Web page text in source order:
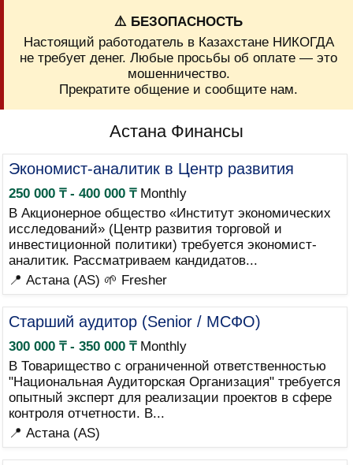
⚠️ БЕЗОПАСНОСТЬ
Настоящий работодатель в Казахстане НИКОГДА
не требует денег. Любые просьбы об оплате — это
мошенничество.
Прекратите общение и сообщите нам.
Астана Финансы
Экономист-аналитик в Центр развития
250 000 ₸ - 400 000 ₸Monthly
В Акционерное общество «Институт экономических
исследований» (Центр развития торговой и
инвестиционной политики) требуется экономист-
аналитик. Рассматриваем кандидатов...
📍 Астана (AS) 🌱 Fresher
Старший аудитор (Senior / МСФО)
300 000 ₸ - 350 000 ₸Monthly
В Товарищество с ограниченной ответственностью
"Национальная Аудиторская Организация" требуется
опытный эксперт для реализации проектов в сфере
контроля отчетности. В...
📍 Астана (AS)